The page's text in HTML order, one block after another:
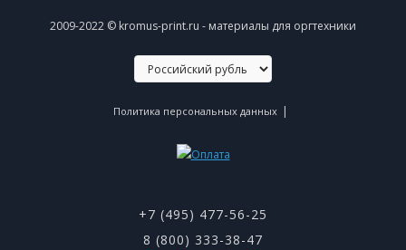
2009-2022 © kromus-print.ru - материалы для оргтехники
Политика персональных данных |
+7 (495) 477-56-25
8 (800) 333-38-47